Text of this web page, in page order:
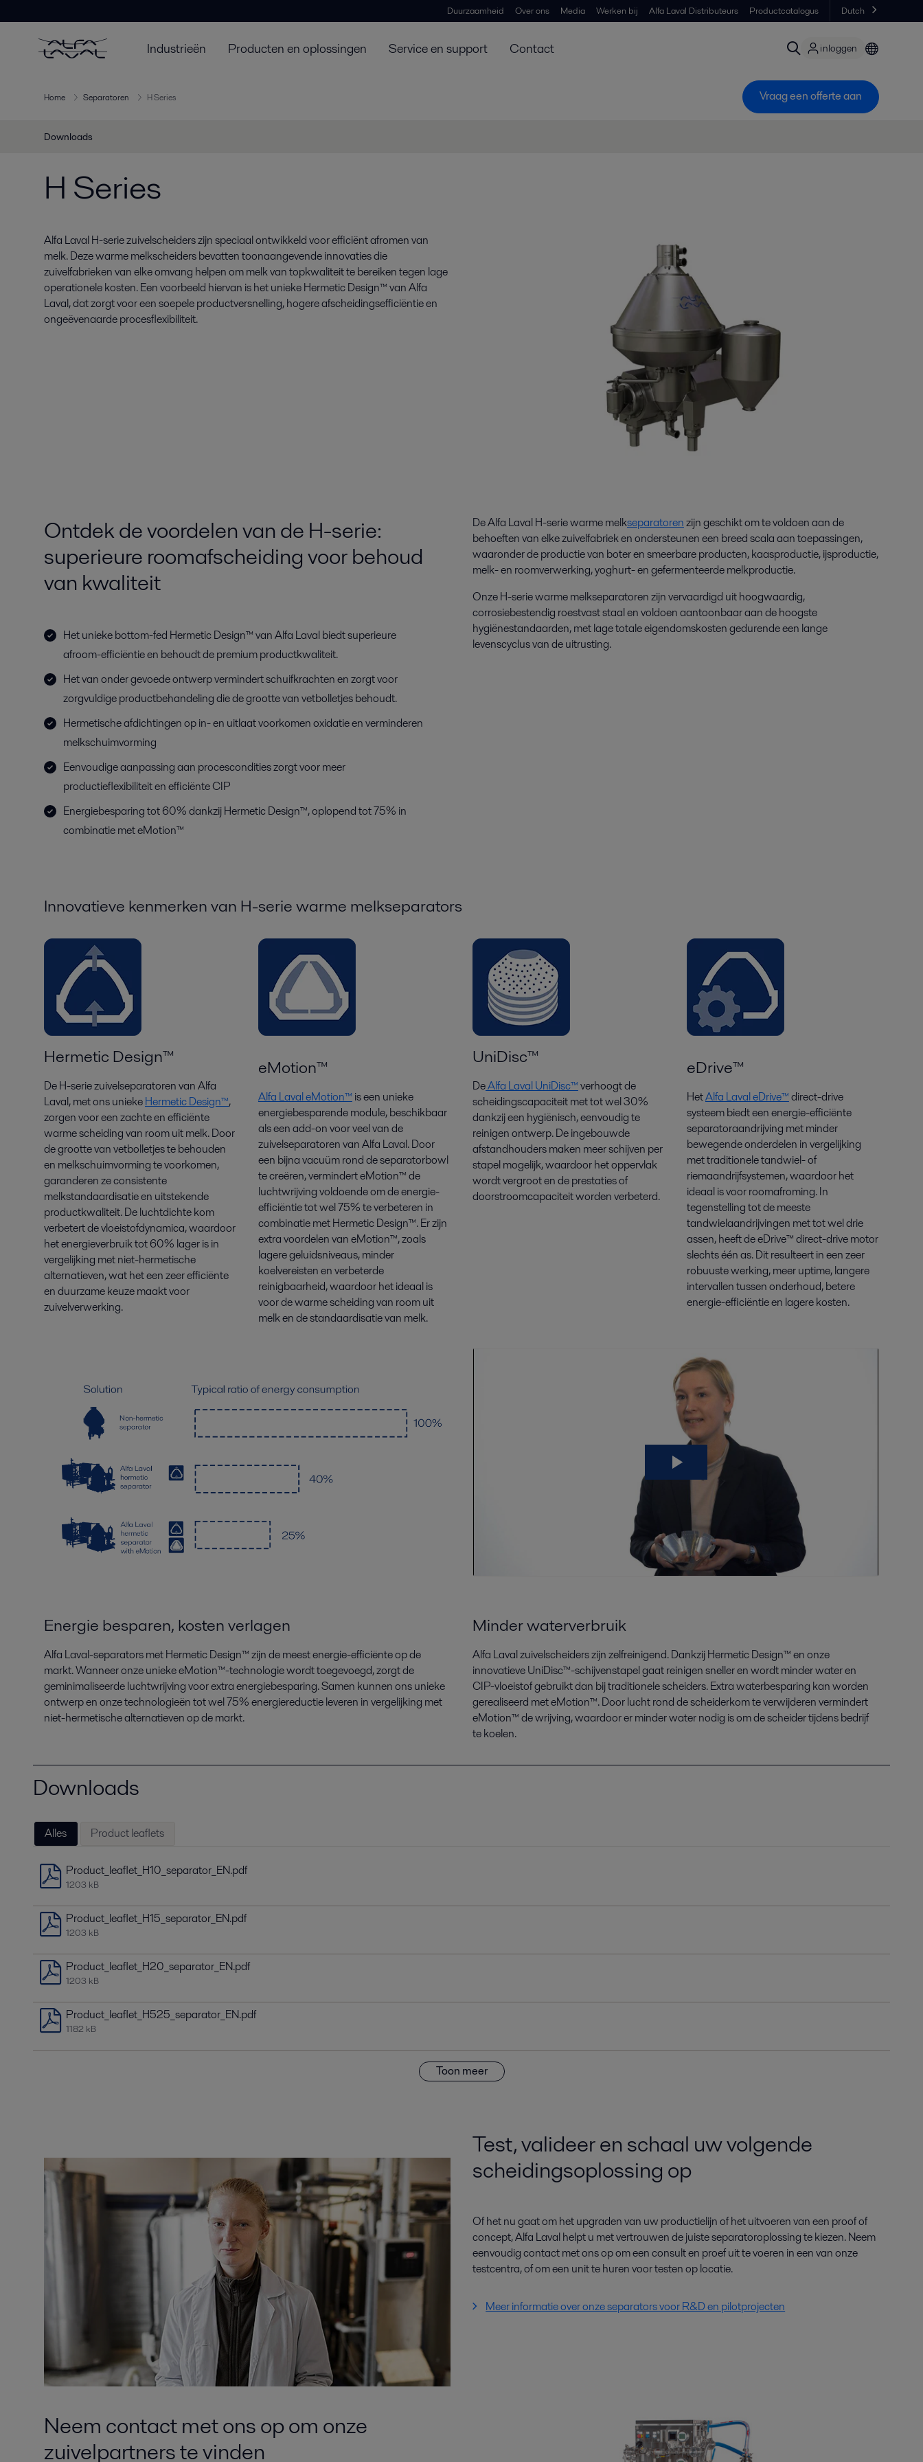
Duurzaamheid Over ons Media Werken bij Alfa Laval Distributeurs Productcatalogus Dutch
Industrieën Producten en oplossingen Service en support Contact inloggen
Home Separatoren H Series Vraag een offerte aan
Downloads
H Series
Alfa Laval H-serie zuivelscheiders zijn speciaal ontwikkeld voor efficiënt afromen van
melk. Deze warme melkscheiders bevatten toonaangevende innovaties die
zuivelfabrieken van elke omvang helpen om melk van topkwaliteit te bereiken tegen lage
operationele kosten. Een voorbeeld hiervan is het unieke Hermetic Design™ van Alfa
Laval, dat zorgt voor een soepele productversnelling, hogere afscheidings­efficiëntie en
ongeëvenaarde procesflexibiliteit.
Ontdek de voordelen van de H-serie:
superieure roomafscheiding voor behoud
van kwaliteit
Het unieke bottom-fed Hermetic Design™ van Alfa Laval biedt superieure
afroom-efficiëntie en behoudt de premium productkwaliteit.
Het van onder gevoede ontwerp vermindert schuifkrachten en zorgt voor
zorgvuldige productbehandeling die de grootte van vetbolletjes behoudt.
Hermetische afdichtingen op in- en uitlaat voorkomen oxidatie en verminderen
melkschuimvorming
Eenvoudige aanpassing aan procescondities zorgt voor meer
productieflexibiliteit en efficiënte CIP
Energiebesparing tot 60% dankzij Hermetic Design™, oplopend tot 75% in
combinatie met eMotion™
De Alfa Laval H-seriewarme melkseparatorenzijngeschikt om te voldoen aan de
behoeften van elke zuivelfabriek en ondersteunen een breed scala aan toepassingen,
waaronder de productie van boter en smeerbare producten, kaasproductie, ijsproductie,
melk- en roomverwerking, yoghurt- en gefermenteerde melkproductie.
Onze H-serie warme melkseparatoren zijn vervaardigd uit hoogwaardig,
corrosiebestendig roestvast staal en voldoen aantoonbaar aan de hoogste
hygiënestandaarden, met lage totale eigendomskosten gedurende een lange
levenscyclus van de uitrusting.
Innovatieve kenmerken van H-serie warme melkseparators
Hermetic Design™
De H-serie zuivelseparatoren van Alfa
Laval, met ons uniekeHermetic Design™,
zorgen voor een zachte en efficiënte
warme scheiding van room uit melk. Door
de grootte van vetbolletjes te behouden
en melkschuimvorming te voorkomen,
garanderen ze consistente
melkstandaardisatie en uitstekende
productkwaliteit. De luchtdichte kom
verbetert de vloeistofdynamica, waardoor
het energieverbruik tot 60% lager is in
vergelijking met niet-hermetische
alternatieven, wat het een zeer efficiënte
en duurzame keuze maakt voor
zuivelverwerking.
eMotion™
Alfa Laval eMotion™ is een unieke
energiebesparende module, beschikbaar
als een add-on voor veel van de
zuivelseparatoren van Alfa Laval. Door
een bijna vacuüm rond de separatorbowl
te creëren, vermindert eMotion™ de
luchtwrijving voldoende om de energie-
efficiëntie tot wel 75% te verbeteren in
combinatie met Hermetic Design™. Er zijn
extra voordelen van eMotion™, zoals
lagere geluidsniveaus, minder
koelvereisten en verbeterde
reinigbaarheid, waardoor het ideaal is
voor de warme scheiding van room uit
melk en de standaardisatie van melk.
UniDisc™
DeAlfa Laval UniDisc™verhoogt de
scheidingscapaciteit met tot wel 30%
dankzij een hygiënisch, eenvoudig te
reinigen ontwerp. De ingebouwde
afstandhouders maken meer schijven per
stapel mogelijk, waardoor het oppervlak
wordt vergroot en de prestaties of
doorstroomcapaciteit worden verbeterd.
eDrive™
HetAlfa Laval eDrive™direct-drive
systeem biedt een energie-efficiënte
separatoraandrijving met minder
bewegende onderdelen in vergelijking
met traditionele tandwiel- of
riemaandrijfsystemen, waardoor het
ideaal is voor roomafroming. In
tegenstelling tot de meeste
tandwielaandrijvingen met tot wel drie
assen, heeft de eDrive™ direct-drive motor
slechts één as. Dit resulteert in een zeer
robuuste werking, meer uptime, langere
intervallen tussen onderhoud, betere
energie-efficiëntie en lagere kosten.
Energie besparen, kosten verlagen
Alfa Laval-separators met Hermetic Design™zijn de meest energie-efficiënte op de
markt. Wanneer onze unieke eMotion™-technologie wordt toegevoegd, zorgt de
geminimaliseerde luchtwrijving voor extra energiebesparing. Samen kunnen ons unieke
ontwerp en onze technologieën tot wel 75% energiereductie leveren in vergelijking met
niet-hermetische alternatieven op de markt.
Minder waterverbruik
Alfa Laval zuivelscheiders zijn zelfreinigend. Dankzij Hermetic Design™ en onze
innovatieve UniDisc™-schijvenstapel gaat reinigen sneller en wordt minder water en
CIP-vloeistof gebruikt dan bij traditionele scheiders. Extra waterbesparing kan worden
gerealiseerd met eMotion™. Door lucht rond de scheiderkom te verwijderen vermindert
eMotion™ de wrijving, waardoor er minder water nodig is om de scheider tijdens bedrijf
te koelen.
Downloads
Alles Product leaflets
Product_leaflet_H10_separator_EN.pdf
1203 kB
Product_leaflet_H15_separator_EN.pdf
1203 kB
Product_leaflet_H20_separator_EN.pdf
1203 kB
Product_leaflet_H525_separator_EN.pdf
1182 kB
Toon meer
Test, valideer en schaal uw volgende
scheidingsoplossing op
Of het nu gaat om het upgraden van uw productielijn of het uitvoeren van een proof of
concept, Alfa Laval helpt u met vertrouwen de juiste separatoroplossing te kiezen. Neem
eenvoudig contact met ons op om een consult en proef uit te voeren in een van onze
testcentra, of om een unit te huren voor testen op locatie.
Meer informatie over onze separators voor R&D en pilotprojecten
Neem contact met ons op om onze
zuivelpartners te vinden